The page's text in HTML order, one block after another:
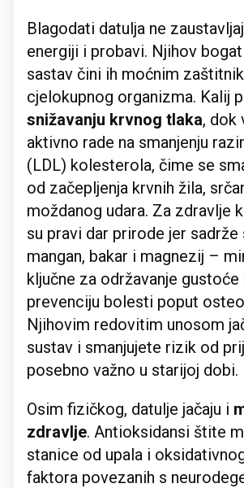
Blagodati datulja ne
energiji i probavi. Njihov
sastav čini ih moćnim
cjelokupnog organizma. Kalij
snižavanju krvnog tlaka, dok
aktivno rade na smanjenju
(LDL) kolesterola, čime se
od začepljenja krvnih žila,
moždanog udara. Za zdravlje
su pravi dar prirode jer sadrže
mangan, bakar i magnezij –
ključne za održavanje
prevenciju bolesti poput
Njihovim redovitim unosom
sustav i smanjujete rizik od
posebno važno u starijoj dobi.
Osim fizičkog, datulje jačaju i
zdravlje. Antioksidansi štite
stanice od upala i
faktora povezanih s